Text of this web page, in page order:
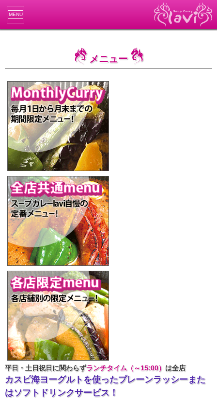
MENU
メニュー
平日・土日祝日に関わらずランチタイム（～15:00） は全店
カスピ海ヨーグルトを使ったプレーンラッシーまた
はソフトドリンクサービス！